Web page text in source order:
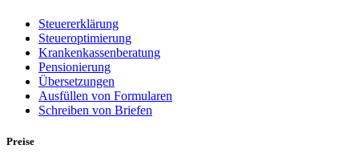
Steuererklärung
Steueroptimierung
Krankenkassenberatung
Pensionierung
Übersetzungen
Ausfüllen von Formularen
Schreiben von Briefen
Preise